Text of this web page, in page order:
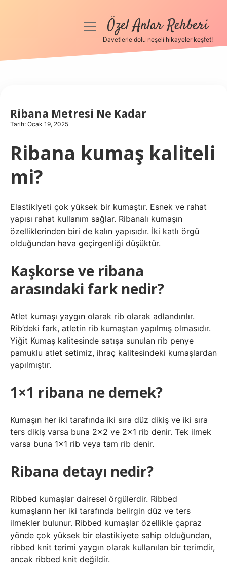
Anasayfa
Hakkımızda
menüyüÖzel Anlar Rehberi
Davetlerle dolu neşeli hikayeler keşfet!
Ribana Metresi Ne Kadar
Tarih: Ocak 19, 2025
Ribana kumaş kaliteli
mi?
Elastikiyeti çok yüksek bir kumaştır. Esnek ve rahat
yapısı rahat kullanım sağlar. Ribanalı kumaşın
özelliklerinden biri de kalın yapısıdır. İki katlı örgü
olduğundan hava geçirgenliği düşüktür.
Kaşkorse ve ribana
arasındaki fark nedir?
Atlet kumaşı yaygın olarak rib olarak adlandırılır.
Rib’deki fark, atletin rib kumaştan yapılmış olmasıdır.
Yiğit Kumaş kalitesinde satışa sunulan rib penye
pamuklu atlet setimiz, ihraç kalitesindeki kumaşlardan
yapılmıştır.
1×1 ribana ne demek?
Kumaşın her iki tarafında iki sıra düz dikiş ve iki sıra
ters dikiş varsa buna 2×2 ve 2×1 rib denir. Tek ilmek
varsa buna 1×1 rib veya tam rib denir.
Ribana detayı nedir?
Ribbed kumaşlar dairesel örgülerdir. Ribbed
kumaşların her iki tarafında belirgin düz ve ters
ilmekler bulunur. Ribbed kumaşlar özellikle çapraz
yönde çok yüksek bir elastikiyete sahip olduğundan,
ribbed knit terimi yaygın olarak kullanılan bir terimdir,
ancak ribbed knit değildir.